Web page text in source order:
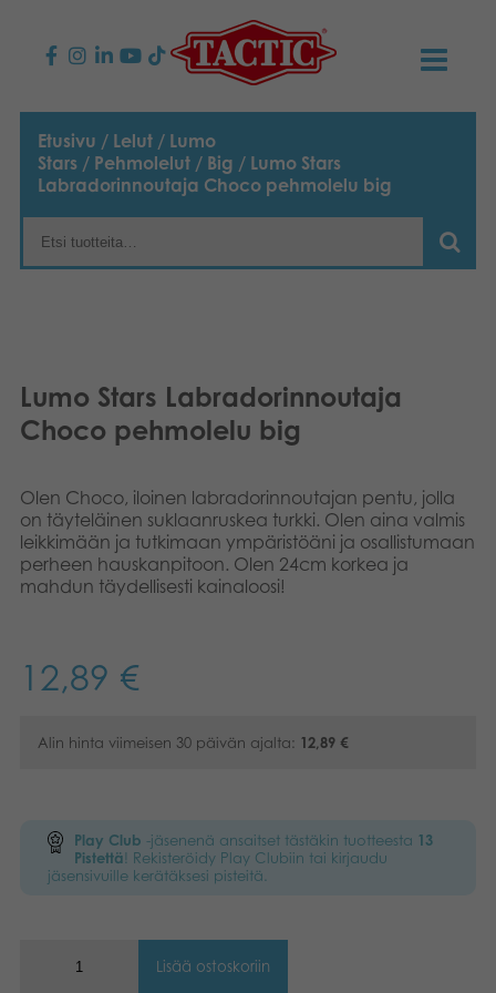
KAUPPA
Lasten pelit
Perhepelit
Palapelit
Kirjat
Arkistoidut tuotteet
Sovellukset
AJANKOHTAISTA
TACTIC
TarinaReklamaatiot
Sivustot
OSTOSKORI
0
Suomi
English
Français
Norsk
Svenska
Etusivu / Lelut / Lumo
Stars / Pehmolelut / Big / Lumo Stars
Labradorinnoutaja Choco pehmolelu big
Lumo Stars Labradorinnoutaja
Choco pehmolelu big
Olen Choco, iloinen labradorinnoutajan pentu, jolla
on täyteläinen suklaanruskea turkki. Olen aina valmis
leikkimään ja tutkimaan ympäristöäni ja osallistumaan
perheen hauskanpitoon. Olen 24cm korkea ja
mahdun täydellisesti kainaloosi!
12,89 €
Alin hinta viimeisen 30 päivän ajalta: 12,89 €
Play Club -jäsenenä ansaitset tästäkin tuotteesta 13
Pistettä! Rekisteröidy Play Clubiin tai kirjaudu
jäsensivuille kerätäksesi pisteitä.
Lisää ostoskoriin